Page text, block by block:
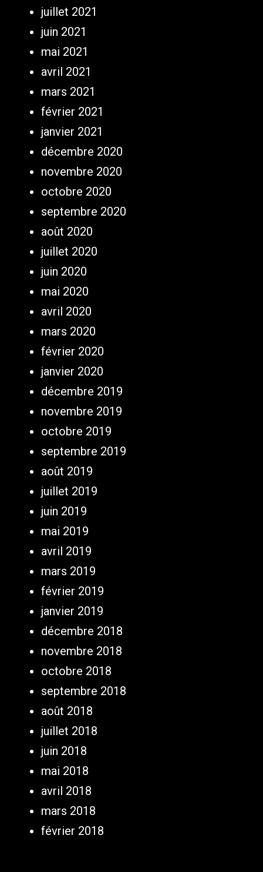
juillet 2021
juin 2021
mai 2021
avril 2021
mars 2021
février 2021
janvier 2021
décembre 2020
novembre 2020
octobre 2020
septembre 2020
août 2020
juillet 2020
juin 2020
mai 2020
avril 2020
mars 2020
février 2020
janvier 2020
décembre 2019
novembre 2019
octobre 2019
septembre 2019
août 2019
juillet 2019
juin 2019
mai 2019
avril 2019
mars 2019
février 2019
janvier 2019
décembre 2018
novembre 2018
octobre 2018
septembre 2018
août 2018
juillet 2018
juin 2018
mai 2018
avril 2018
mars 2018
février 2018